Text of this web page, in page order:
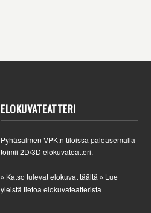
ELOKUVATEATTERI
Pyhäsalmen VPK:n tiloissa paloasemalla
toimii 2D/3D elokuvateatteri.
» Katso tulevat elokuvat täältä » Lue
yleistä tietoa elokuvateatterista